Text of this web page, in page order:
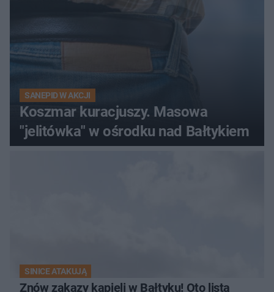
SANEPID W AKCJI
Koszmar kuracjuszy. Masowa
"jelitówka" w ośrodku nad Bałtykiem
SINICE ATAKUJĄ
Znów zakazy kąpieli w Bałtyku! Oto lista